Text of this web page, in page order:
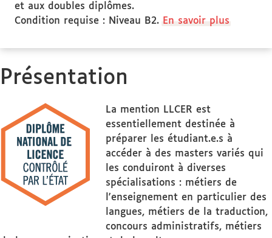
et aux doubles diplômes.
Condition requise : Niveau B2. En savoir plus
Présentation
La mention LLCER est
essentiellement destinée à
préparer les étudiant.e.s à
accéder à des masters variés qui
les conduiront à diverses
spécialisations : métiers de
l'enseignement en particulier des
langues, métiers de la traduction,
concours administratifs, métiers